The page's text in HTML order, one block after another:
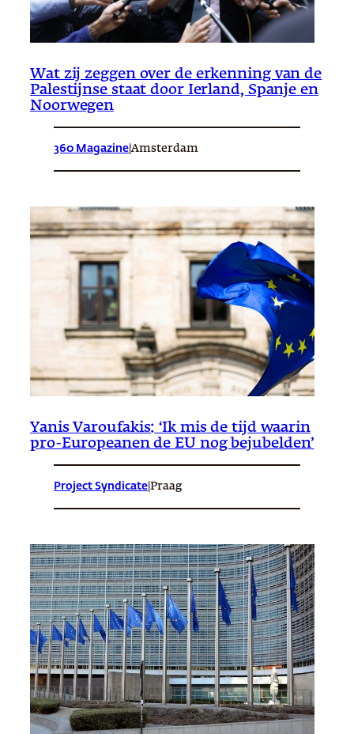
Wat zij zeggen over de erkenning van de
Palestijnse staat door Ierland, Spanje en
Noorwegen
360 Magazine Amsterdam
Yanis Varoufakis: ‘Ik mis de tijd waarin
pro-Europeanen de EU nog bejubelden’
Project Syndicate Praag